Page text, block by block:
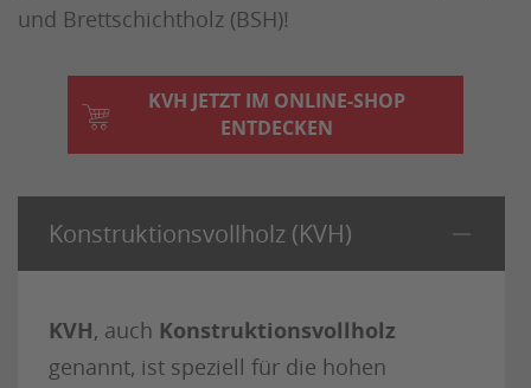
und Brettschichtholz (BSH)!
KVH JETZT IM ONLINE-SHOP
ENTDECKEN
Konstruktionsvollholz (KVH)
KVH, auch Konstruktionsvollholz
genannt, ist speziell für die hohen